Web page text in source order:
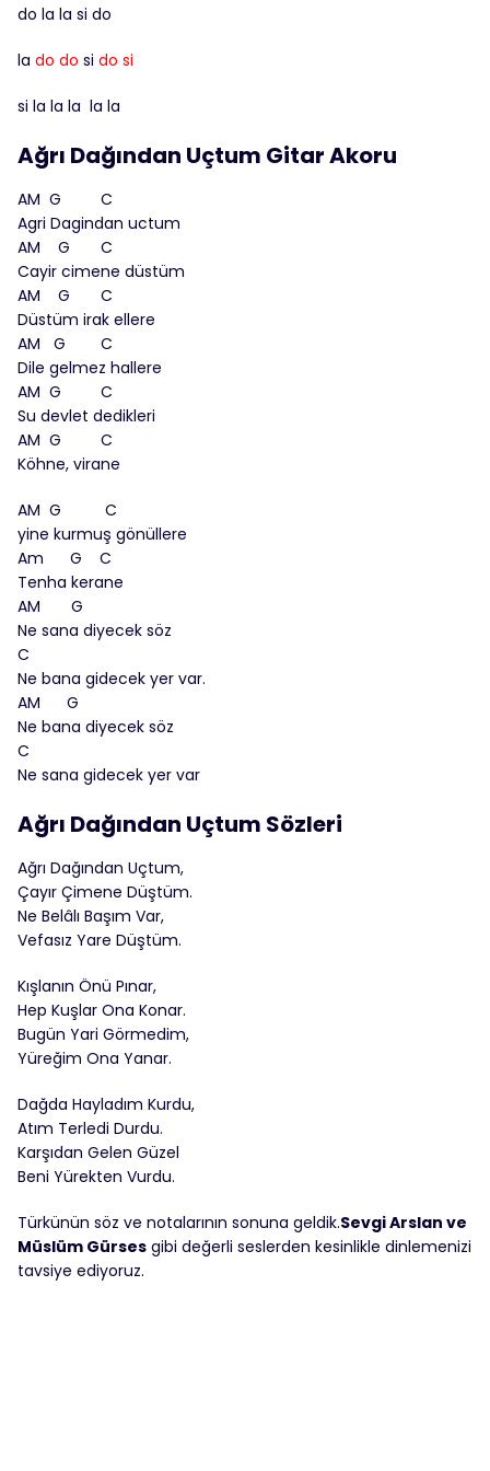
do la la si do
la do do si do si
si la la la la la
Ağrı Dağından Uçtum Gitar Akoru
AM G C
Agri Dagindan uctum
AM G C
Cayir cimene düstüm
AM G C
Düstüm irak ellere
AM G C
Dile gelmez hallere
AM G C
Su devlet dedikleri
AM G C
Köhne, virane
AM G C
yine kurmuş gönüllere
Am G C
Tenha kerane
AM G
Ne sana diyecek söz
C
Ne bana gidecek yer var.
AM G
Ne bana diyecek söz
C
Ne sana gidecek yer var
Ağrı Dağından Uçtum Sözleri
Ağrı Dağından Uçtum,
Çayır Çimene Düştüm.
Ne Belâlı Başım Var,
Vefasız Yare Düştüm.
Kışlanın Önü Pınar,
Hep Kuşlar Ona Konar.
Bugün Yari Görmedim,
Yüreğim Ona Yanar.
Dağda Hayladım Kurdu,
Atım Terledi Durdu.
Karşıdan Gelen Güzel
Beni Yürekten Vurdu.
Türkünün söz ve notalarının sonuna geldik.Sevgi Arslan ve
Müslüm Gürses gibi değerli seslerden kesinlikle dinlemenizi
tavsiye ediyoruz.